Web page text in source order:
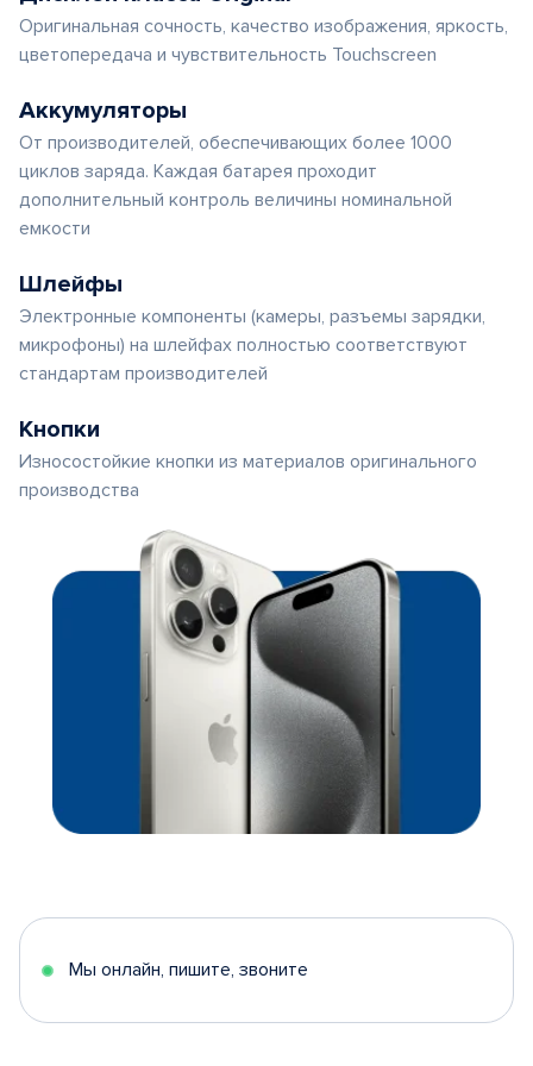
Оригинальная сочность, качество изображения, яркость,
цветопередача и чувствительность Touchscreen
Аккумуляторы
От производителей, обеспечивающих более 1000
циклов заряда. Каждая батарея проходит
дополнительный контроль величины номинальной
емкости
Шлейфы
Электронные компоненты (камеры, разъемы зарядки,
микрофоны) на шлейфах полностью соответствуют
стандартам производителей
Кнопки
Износостойкие кнопки из материалов оригинального
производства
Мы онлайн, пишите, звоните